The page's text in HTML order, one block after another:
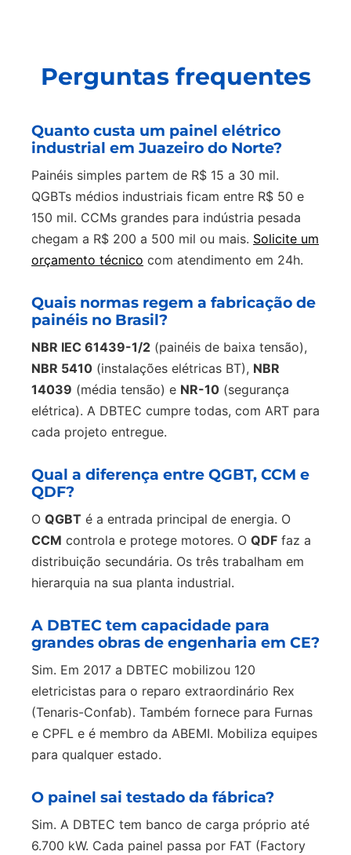
Perguntas frequentes
Quanto custa um painel elétrico
industrial em Juazeiro do Norte?
Painéis simples partem de R$ 15 a 30 mil.
QGBTs médios industriais ficam entre R$ 50 e
150 mil. CCMs grandes para indústria pesada
chegam a R$ 200 a 500 mil ou mais. Solicite um
orçamento técnico com atendimento em 24h.
Quais normas regem a fabricação de
painéis no Brasil?
NBR IEC 61439-1/2 (painéis de baixa tensão),
NBR 5410 (instalações elétricas BT), NBR
14039 (média tensão) e NR-10 (segurança
elétrica). A DBTEC cumpre todas, com ART para
cada projeto entregue.
Qual a diferença entre QGBT, CCM e
QDF?
O QGBT é a entrada principal de energia. O
CCM controla e protege motores. O QDF faz a
distribuição secundária. Os três trabalham em
hierarquia na sua planta industrial.
A DBTEC tem capacidade para
grandes obras de engenharia em CE?
Sim. Em 2017 a DBTEC mobilizou 120
eletricistas para o reparo extraordinário Rex
(Tenaris-Confab). Também fornece para Furnas
e CPFL e é membro da ABEMI. Mobiliza equipes
para qualquer estado.
O painel sai testado da fábrica?
Sim. A DBTEC tem banco de carga próprio até
6.700 kW. Cada painel passa por FAT (Factory